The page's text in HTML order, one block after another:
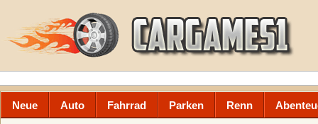
Neue Auto Fahrrad Parken Renn